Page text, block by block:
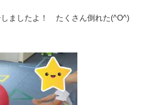
しましたよ！ たくさん倒れた(^O^)